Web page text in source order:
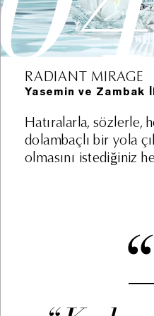
RADIANT MIRAGE
Yasemin ve Zambak
Hatıralarla, sözlerle,
dolambaçlı bir yola
olmasını istediğiniz
Kişisel Verileriniz
rızanıza binaen veya
verilen diğer hallerde
i. Faaliyetlerin mevzuata
müşterilere satış işlemi
vergisel ve diğer kanuni
getirilmesi (kimlik, iletişim,
bilgisi) (Hukuki sebep:
sözleşmenin ifası, bir
yürütülmesi (kimlik,
(Hukuki sebep: meşru
kapsamında müşterilere